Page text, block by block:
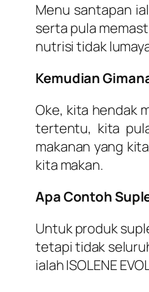
Menu santapan
serta pula
nutrisi tidak
Kemudian
Oke, kita hendak
tertentu, kita
makanan yang
kita makan.
Apa Contoh
Untuk produk
tetapi tidak
ialah ISOLENE